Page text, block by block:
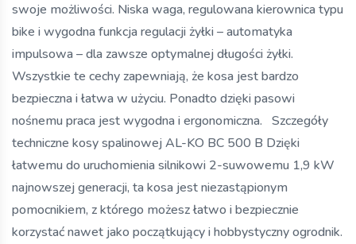
swoje możliwości. Niska waga, regulowana kierownica typu
bike i wygodna funkcja regulacji żyłki – automatyka
impulsowa – dla zawsze optymalnej długości żyłki.
Wszystkie te cechy zapewniają, że kosa jest bardzo
bezpieczna i łatwa w użyciu. Ponadto dzięki pasowi
nośnemu praca jest wygodna i ergonomiczna. Szczegóły
techniczne kosy spalinowej AL-KO BC 500 B Dzięki
łatwemu do uruchomienia silnikowi 2-suwowemu 1,9 kW
najnowszej generacji, ta kosa jest niezastąpionym
pomocnikiem, z którego możesz łatwo i bezpiecznie
korzystać nawet jako początkujący i hobbystyczny ogrodnik.